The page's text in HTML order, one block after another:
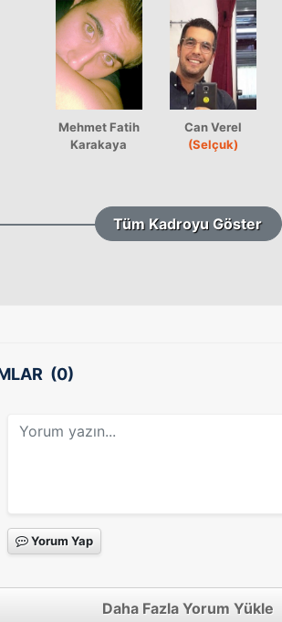
Mehmet Fatih
Karakaya
Can Verel
(Selçuk)
Tüm Kadroyu Göster
(0)
Yorum Yap
Daha Fazla Yorum Yükle